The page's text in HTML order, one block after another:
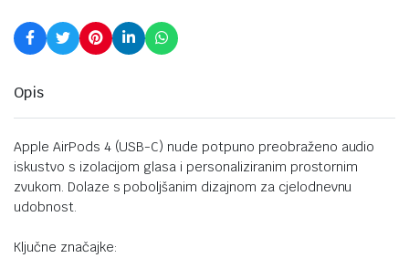
Opis
Apple AirPods 4 (USB-C) nude potpuno preobraženo audio
iskustvo s izolacijom glasa i personaliziranim prostornim
zvukom. Dolaze s poboljšanim dizajnom za cjelodnevnu
udobnost.
Ključne značajke: